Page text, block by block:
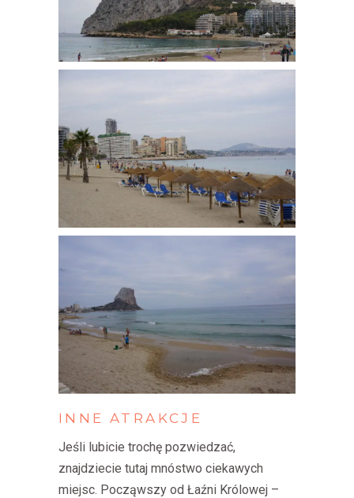
INNE ATRAKCJE
Jeśli lubicie trochę pozwiedzać,
znajdziecie tutaj mnóstwo ciekawych
miejsc. Począwszy od Łaźni Królowej –